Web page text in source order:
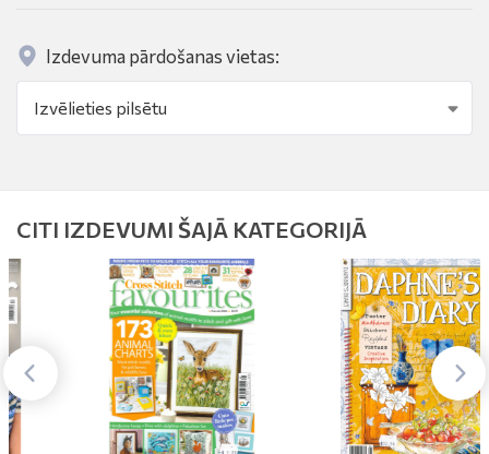
Izdevuma pārdošanas vietas:
CITI IZDEVUMI ŠAJĀ KATEGORIJĀ